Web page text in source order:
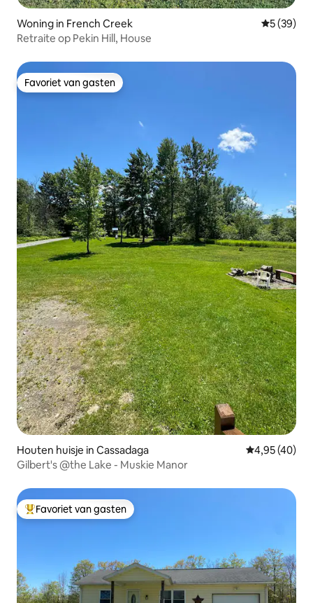
Woning in French Creek
5 (39)
Retraite op Pekin Hill, House
Favoriet van gasten
Favoriet van gasten
Houten huisje in Cassadaga Gemiddelde
4,95 (40)
Gilbert's @the Lake - Muskie Manor
Topfavoriet van gasten
Favoriet van gasten